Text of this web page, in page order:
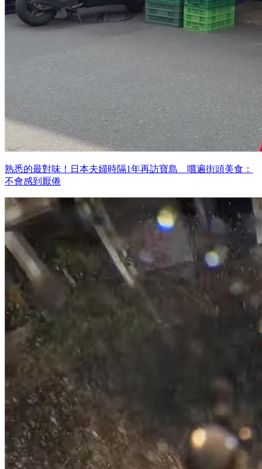
熟悉的最對味！日本夫婦時隔1年再訪寶島 嚐遍街頭美食：
不會感到厭倦